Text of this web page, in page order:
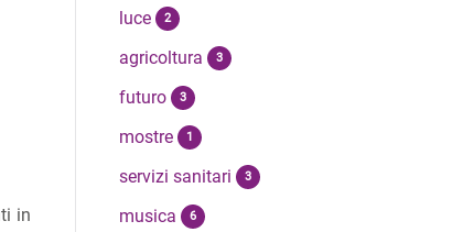
in
luce 2
agricoltura 3
futuro 3
mostre 1
servizi sanitari 3
musica 6